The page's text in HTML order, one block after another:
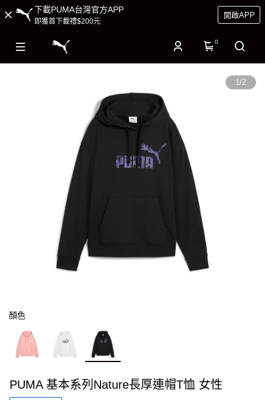
下載PUMA台灣官方APP
即獲首下載禮$200元
開啟APP
0
1/2
顏色
PUMA 基本系列Nature長厚連帽T恤 女性